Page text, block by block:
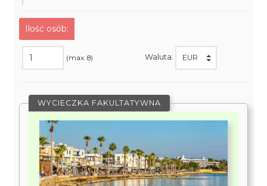
Ilość osób:
(max. 8) Waluta:
WYCIECZKA FAKULTATYWNA